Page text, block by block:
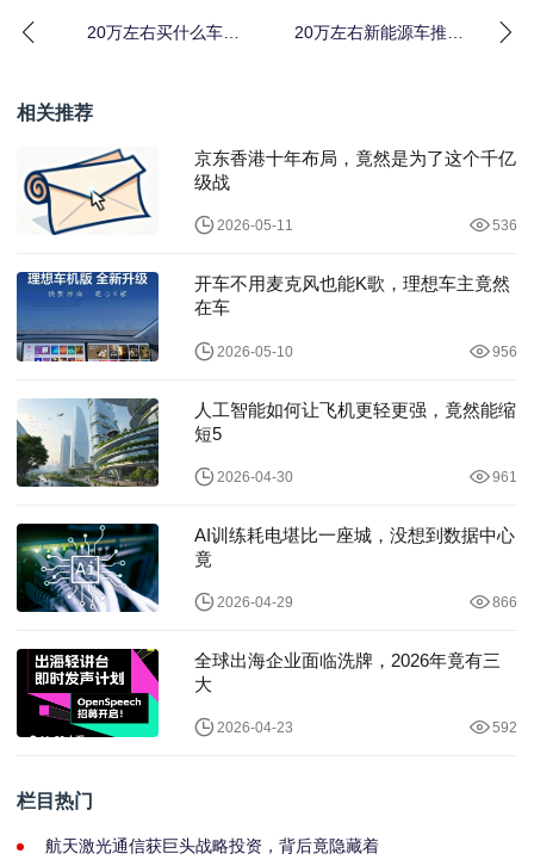
20万左右买什么车推
20万左右新能源车推
相关推荐
京东香港十年布局，竟然是为了这个千亿
级战
2026-05-11 536
开车不用麦克风也能K歌，理想车主竟然
在车
2026-05-10 956
人工智能如何让飞机更轻更强，竟然能缩
短5
2026-04-30 961
AI训练耗电堪比一座城，没想到数据中心
竟
2026-04-29 866
全球出海企业面临洗牌，2026年竟有三
大
2026-04-23 592
栏目热门
航天激光通信获巨头战略投资，背后竟隐藏着